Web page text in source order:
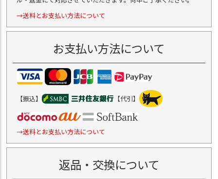
→送料とお支払い方法について
お支払い方法について
【振込】 【代引】
→送料とお支払い方法について
返品・交換について